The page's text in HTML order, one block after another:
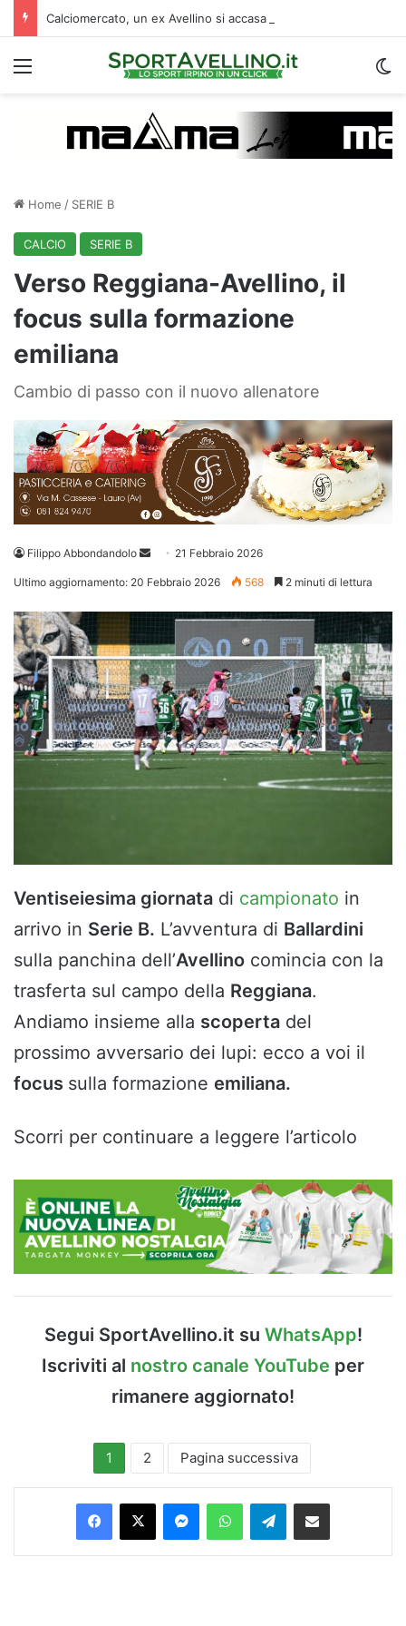
Menu
Home / SERIE B
CALCIO SERIE B
Verso Reggiana-Avellino, il
focus sulla formazione
emiliana
Cambio di passo con il nuovo allenatore
Filippo Abbondandolo
Invia 21 Febbraio 2026
Ultimo aggiornamento: 20 Febbraio 2026 568 2 minuti di lettura
Ventiseiesima giornata di campionato in
arrivo in Serie B. L’avventura di Ballardini
sulla panchina dell’Avellino comincia con la
trasferta sul campo della Reggiana.
Andiamo insieme alla scoperta del
prossimo avversario dei lupi: ecco a voi il
focus sulla formazione emiliana.
Scorri per continuare a leggere l’articolo
Segui SportAvellino.it su WhatsApp!
Iscriviti al nostro canale YouTube per
rimanere aggiornato!
1 2 Pagina successiva
Facebook
X MessengerWhatsAppTelegramCondividi via Email